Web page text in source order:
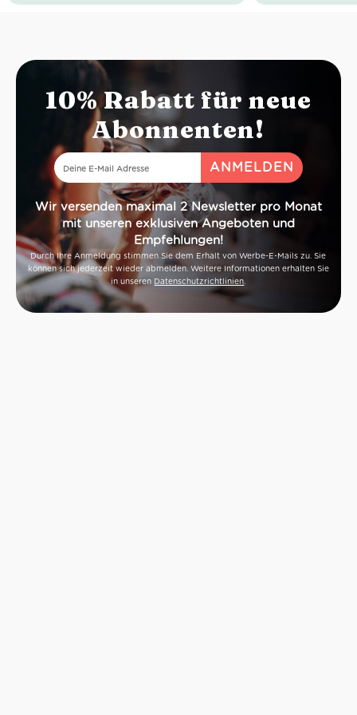
Geruch:Mandel,
Farbe:
Säure gut
Idealer
10% Rabatt für neue
Abonnenten!
Wir versenden maximal 2 Newsletter pro Monat
mit unseren exklusiven Angeboten und
Empfehlungen!
Durch Ihre Anmeldung stimmen Sie dem Erhalt von Werbe-E-Mails zu. Sie
können sich jederzeit wieder abmelden. Weitere Informationen erhalten Sie
in unseren Datenschutzrichtlinien